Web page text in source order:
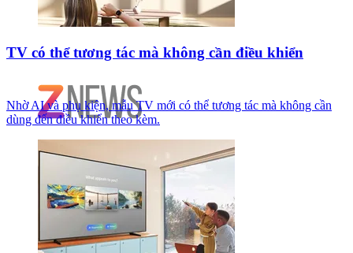
TV có thể tương tác mà không cần điều khiển
Nhờ AI và phụ kiện, mẫu TV mới có thể tương tác mà không cần
dùng đến điều khiển theo kèm.